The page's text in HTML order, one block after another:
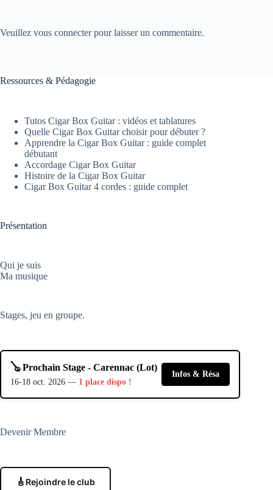
Veuillez vous connecter pour laisser un commentaire.
Ressources & Pédagogie
Tutos Cigar Box Guitar : vidéos et tablatures
Quelle Cigar Box Guitar choisir pour débuter ?
Apprendre la Cigar Box Guitar : guide complet
débutant
Accordage Cigar Box Guitar
Histoire de la Cigar Box Guitar
Cigar Box Guitar 4 cordes : guide complet
Présentation
Qui je suis
Ma musique
Stages, jeu en groupe.
🪕 Prochain Stage - Carennac (Lot)
16-18 oct. 2026 — 1 place dispo !
Infos & Résa
Devenir Membre
🎸 Rejoindre le club